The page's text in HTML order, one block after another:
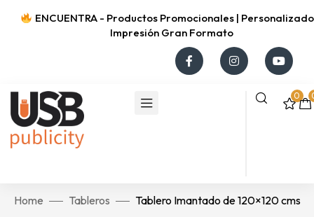
ENCUENTRA - Productos Promocionales |
Impresión Gran Formato
0
Home Tableros Tablero Imantado de 120×120 cms